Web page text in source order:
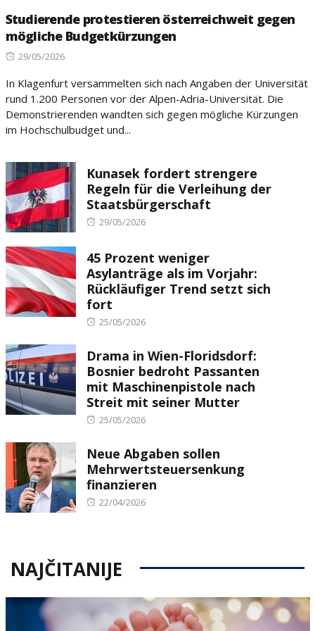
Studierende protestieren österreichweit gegen
mögliche Budgetkürzungen
Posted
29/05/2026
In Klagenfurt versammelten sich nach Angaben der Universität
rund 1.200 Personen vor der Alpen-Adria-Universität. Die
Demonstrierenden wandten sich gegen mögliche Kürzungen
im Hochschulbudget und...
Kunasek fordert strengere
Regeln für die Verleihung der
Staatsbürgerschaft
Posted
29/05/2026
45 Prozent weniger
Asylanträge als im Vorjahr:
Rückläufiger Trend setzt sich
fort
Posted
25/05/2026
Drama in Wien-Floridsdorf:
Bosnier bedroht Passanten
mit Maschinenpistole nach
Streit mit seiner Mutter
Posted
25/05/2026
Neue Abgaben sollen
Mehrwertsteuersenkung
finanzieren
Posted
22/04/2026
NAJČITANIJE